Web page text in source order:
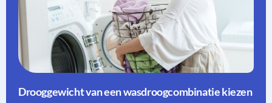
Drooggewicht van een wasdroogcombinatie kiezen